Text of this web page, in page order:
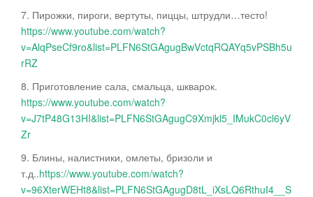
7. Пирожки, пироги, вертуты, пиццы, штрудли…тесто!
https://www.youtube.com/watch?
v=AlqPseCf9ro&list=PLFN6StGAgugBwVctqRQAYq5vPSBh5u
rRZ
8. Приготовление сала, смальца, шкварок.
https://www.youtube.com/watch?
v=J7tP48G13HI&list=PLFN6StGAgugC9Xmjkl5_IMukC0cl6yV
Zr
9. Блины, налистники, омлеты, бризоли и
т.д..https://www.youtube.com/watch?
v=96XterWEHt8&list=PLFN6StGAgugD8tL_iXsLQ6RthuI4__S